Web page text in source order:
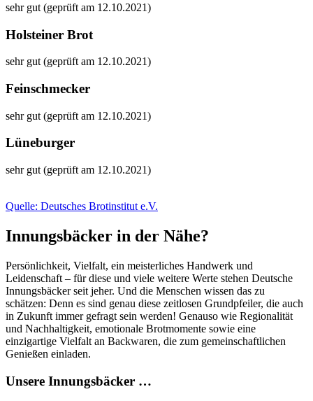
sehr gut (geprüft am 12.10.2021)
Holsteiner Brot
sehr gut (geprüft am 12.10.2021)
Feinschmecker
sehr gut (geprüft am 12.10.2021)
Lüneburger
sehr gut (geprüft am 12.10.2021)
Quelle: Deutsches Brotinstitut e.V.
Innungsbäcker in der Nähe?
Persönlichkeit, Vielfalt, ein meisterliches Handwerk und
Leidenschaft – für diese und viele weitere Werte stehen Deutsche
Innungsbäcker seit jeher. Und die Menschen wissen das zu
schätzen: Denn es sind genau diese zeitlosen Grundpfeiler, die auch
in Zukunft immer gefragt sein werden! Genauso wie Regionalität
und Nachhaltigkeit, emotionale Brotmomente sowie eine
einzigartige Vielfalt an Backwaren, die zum gemeinschaftlichen
Genießen einladen.
Unsere Innungsbäcker …